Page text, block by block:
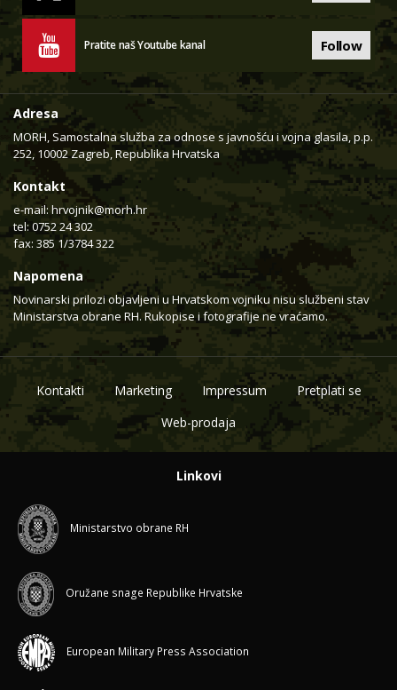
Pratite naš Youtube kanal Follow
Adresa
MORH, Samostalna služba za odnose s javnošću i vojna glasila, p.p.
252, 10002 Zagreb, Republika Hrvatska
Kontakt
e-mail: hrvojnik@morh.hr
tel: 0752 24 302
fax: 385 1/3784 322
Napomena
Novinarski prilozi objavljeni u Hrvatskom vojniku nisu službeni stav
Ministarstva obrane RH. Rukopise i fotografije ne vraćamo.
Kontakti Marketing Impressum
Pretplati se
Web-prodaja
Linkovi
Ministarstvo obrane RH
Oružane snage Republike Hrvatske
European Military Press Association